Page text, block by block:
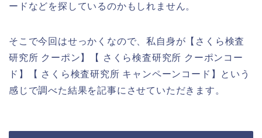
ードなどを探しているのかもしれません。
そこで今回はせっかくなので、私自身が【さくら検査
研究所 クーポン】【 さくら検査研究所 クーポンコー
ド】【 さくら検査研究所 キャンペーンコード】という
感じで調べた結果を記事にさせていただきます。